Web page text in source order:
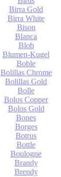
Birra Gold
Birra White
Bison
Blanca
Blob
Blumen-Kugel
Boble
Bolillas Chrome
Bolillas Gold
Bolle
Bolos Copper
Bolos Gold
Bones
Borges
Botrus
Bottle
Boulogne
Brandy
Brendy